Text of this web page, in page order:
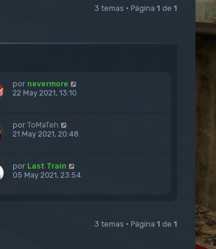
3 temas • Página1 de1
por nevermore
22 May 2021, 13:10
porToMaTeh
21 May 2021, 20:48
por Last Train
05 May 2021, 23:54
3 temas • Página1 de1